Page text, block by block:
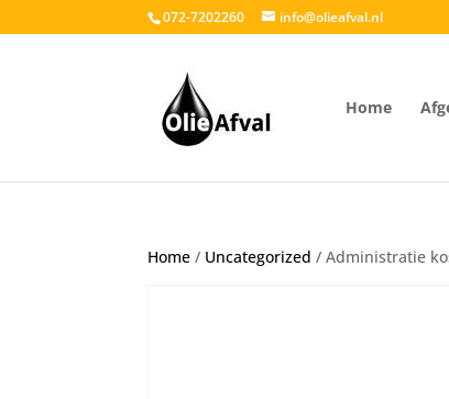
072-7202260 info@olieafval.nl
Home
Home / Uncategorized / Administratie